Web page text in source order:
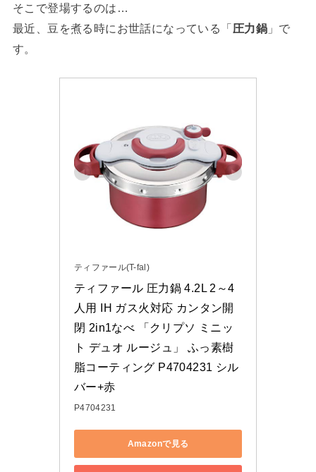
そこで登場するのは…
最近、豆を煮る時にお世話になっている「圧力鍋」で
す。
ティファール(T-fal)
ティファール 圧力鍋 4.2L 2～4
人用 IH ガス火対応 カンタン開
閉 2in1なべ 「クリプソ ミニッ
ト デュオ ルージュ」 ふっ素樹
脂コーティング P4704231 シル
バー+赤
P4704231
Amazonで見る